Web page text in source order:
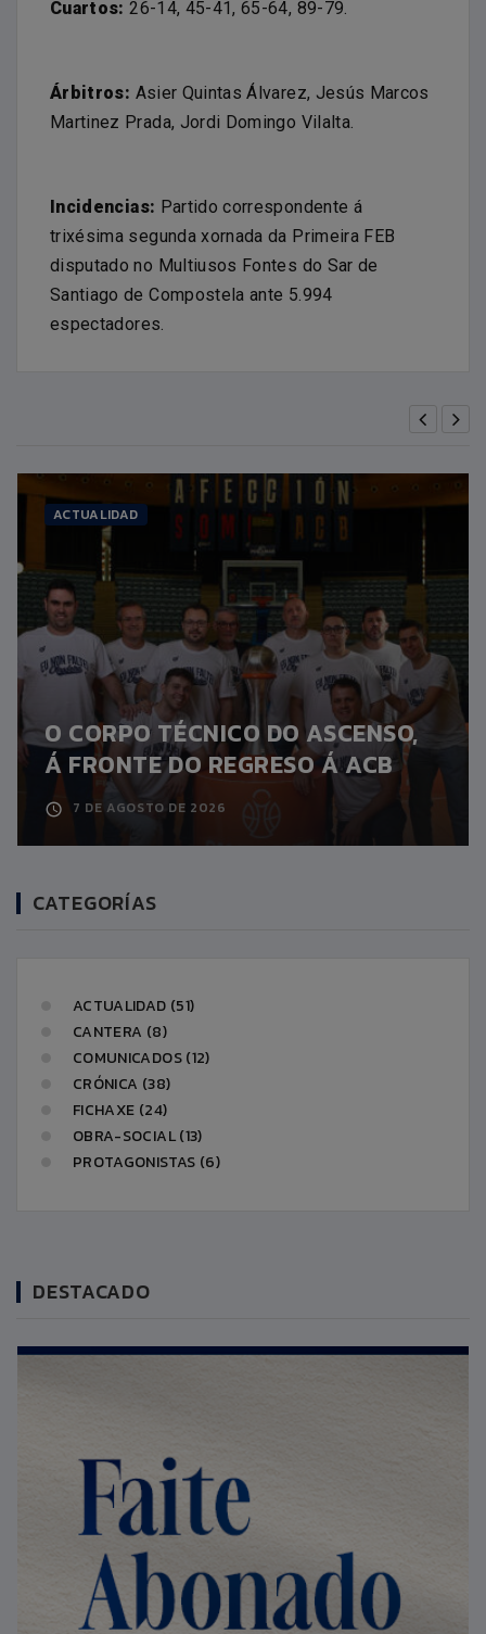
Cuartos: 26-14, 45-41, 65-64, 89-79.
Árbitros: Asier Quintas Álvarez, Jesús Marcos
Martinez Prada, Jordi Domingo Vilalta.
Incidencias: Partido correspondente á
trixésima segunda xornada da Primeira FEB
disputado no Multiusos Fontes do Sar de
Santiago de Compostela ante 5.994
espectadores.
ACTUALIDAD
O CORPO TÉCNICO DO ASCENSO,
Á FRONTE DO REGRESO Á ACB
7 DE AGOSTO DE 2026
CATEGORÍAS
ACTUALIDAD (51)
CANTERA (8)
COMUNICADOS (12)
CRÓNICA (38)
FICHAXE (24)
OBRA-SOCIAL (13)
PROTAGONISTAS (6)
DESTACADO